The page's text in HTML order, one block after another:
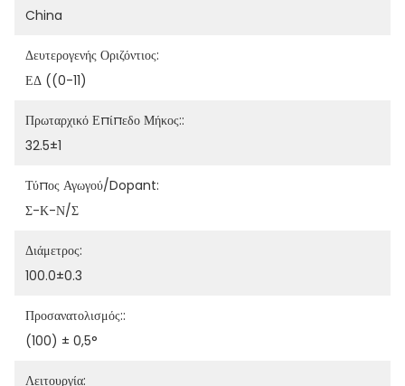
China
Δευτερογενής Οριζόντιος:
ΕΔ ((0-11)
Πρωταρχικό Επίπεδο Μήκος::
32.5±1
Τύπος Αγωγού/Dopant:
Σ-Κ-Ν/Σ
Διάμετρος:
100.0±0.3
Προσανατολισμός::
(100) ± 0,5°
Λειτουργία: